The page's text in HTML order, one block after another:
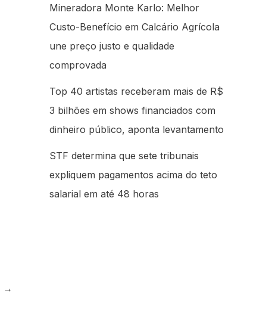
→
Mineradora Monte Karlo: Melhor
Custo-Benefício em Calcário Agrícola
une preço justo e qualidade
comprovada
Top 40 artistas receberam mais de R$
3 bilhões em shows financiados com
dinheiro público, aponta levantamento
STF determina que sete tribunais
expliquem pagamentos acima do teto
salarial em até 48 horas